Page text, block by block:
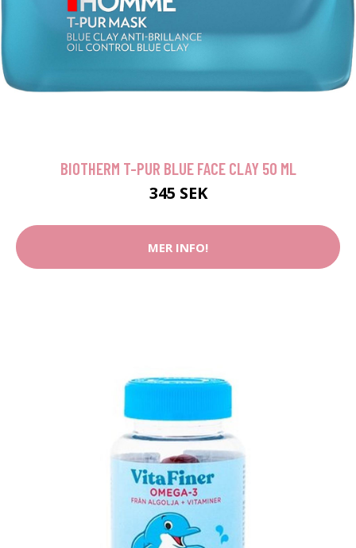
BIOTHERM T-PUR BLUE FACE CLAY 50 ML
345 SEK
MER INFO!